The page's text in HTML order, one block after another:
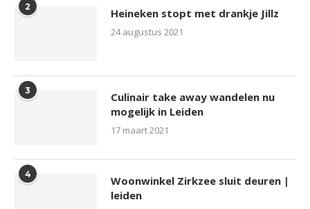
2 Heineken stopt met drankje Jillz
24 augustus 2021
3
Culinair take away wandelen nu
mogelijk in Leiden
17 maart 2021
4
Woonwinkel Zirkzee sluit deuren |
leiden